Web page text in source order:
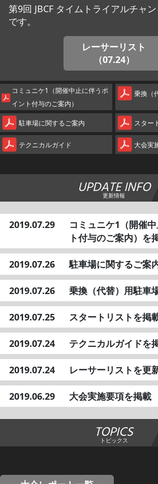
第9回 JBCF タイムトライアルチャ
です。
レーサーリスト
（07.24）
コミュニケ1（開催中止に伴うポ
イント付与のご案内）
乗換（
駐車場に関するご案内 スター
テクニカルガイド 大会実
UPDATE INFO
更新情報
2019.07.29
コミュニケ1（開催
ト付与のご案内）を
2019.07.26 駐車場に関するご案
2019.07.26 乗換（代替）用駐車
2019.07.25 スタートリストを掲
2019.07.24 テクニカルガイドを
2019.07.24 レーサーリストを更
2019.06.29 大会実施要項を掲載
TOPICS
トピックス